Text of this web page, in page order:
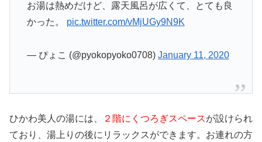
お湯は熱めだけど、露天風呂が広くて、とても良
かった。 pic.twitter.com/vMjUGy9N9K
— ぴょこ (@pyokopyoko0708) January 11, 2020
ひかわ美人の湯には、 ２階にくつろぎスペースが設けられ
ており、湯上りの後にリラックスができます。お連れの方